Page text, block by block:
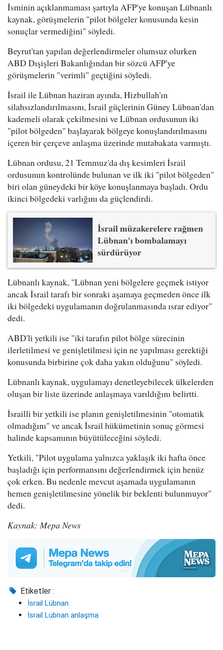
İsminin açıklanmaması şartıyla AFP'ye konuşan Lübnanlı
kaynak, görüşmelerin "pilot bölgeler konusunda kesin
sonuçlar vermediğini" söyledi.
Beyrut'tan yapılan değerlendirmeler olumsuz olurken
ABD Dışişleri Bakanlığından bir sözcü AFP'ye
görüşmelerin "verimli" geçtiğini söyledi.
İsrail ile Lübnan haziran ayında, Hizbullah'ın
silahsızlandırılmasını, İsrail güçlerinin Güney Lübnan'dan
kademeli olarak çekilmesini ve Lübnan ordusunun iki
"pilot bölgeden" başlayarak bölgeye konuşlandırılmasını
içeren bir çerçeve anlaşma üzerinde mutabakata varmıştı.
Lübnan ordusu, 21 Temmuz'da dış kesimleri İsrail
ordusunun kontrolünde bulunan ve ilk iki "pilot bölgeden"
biri olan güneydeki bir köye konuşlanmaya başladı. Ordu
ikinci bölgedeki varlığını da güçlendirdi.
İsrail müzakerelere rağmen
Lübnan'ı bombalamayı
sürdürüyor
Lübnanlı kaynak, "Lübnan yeni bölgelere geçmek istiyor
ancak İsrail tarafı bir sonraki aşamaya geçmeden önce ilk
iki bölgedeki uygulamanın doğrulanmasında ısrar ediyor"
dedi.
ABD'li yetkili ise "iki tarafın pilot bölge sürecinin
ilerletilmesi ve genişletilmesi için ne yapılması gerektiği
konusunda birbirine çok daha yakın olduğunu" söyledi.
Lübnanlı kaynak, uygulamayı denetleyebilecek ülkelerden
oluşan bir liste üzerinde anlaşmaya varıldığını belirtti.
İsrailli bir yetkili ise planın genişletilmesinin "otomatik
olmadığını" ve ancak İsrail hükümetinin sonuç görmesi
halinde kapsamının büyütüleceğini söyledi.
Yetkili, "Pilot uygulama yalnızca yaklaşık iki hafta önce
başladığı için performansını değerlendirmek için henüz
çok erken. Bu nedenle mevcut aşamada uygulamanın
hemen genişletilmesine yönelik bir beklenti bulunmuyor"
dedi.
Kaynak: Mepa News
Etiketler :
İsrail Lübnan
İsrail Lübnan anlaşma